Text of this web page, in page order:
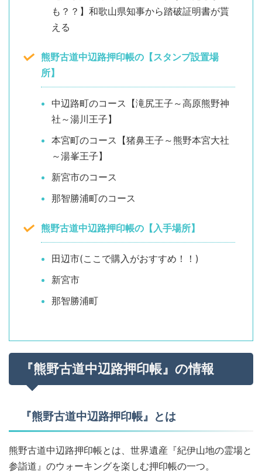
も？？】和歌山県知事から踏破証明書が貰
える
熊野古道中辺路押印帳の【スタンプ設置場
所】
中辺路町のコース【滝尻王子～高原熊野神
社～湯川王子】
本宮町のコース【猪鼻王子～熊野本宮大社
～湯峯王子】
新宮市のコース
那智勝浦町のコース
熊野古道中辺路押印帳の【入手場所】
田辺市(ここで購入がおすすめ！！)
新宮市
那智勝浦町
『熊野古道中辺路押印帳』の情報
『熊野古道中辺路押印帳』とは
熊野古道中辺路押印帳とは、世界遺産『紀伊山地の霊場と
参詣道』のウォーキングを楽しむ押印帳の一つ。